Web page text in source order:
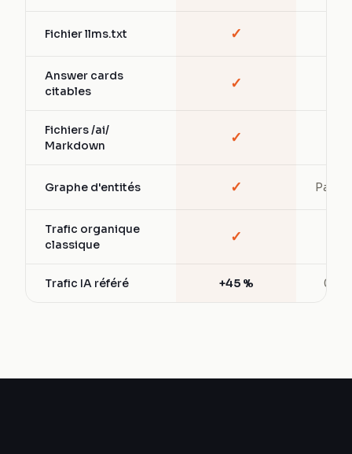
Fichier llms.txt ✓
Answer cards
citables
✓
Fichiers /ai/
Markdown
✓
Graphe d'entités ✓ Partiel
Trafic organique
classique
✓
Trafic IA référé +45 % 0 %